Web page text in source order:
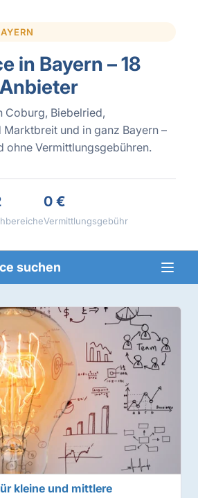
in Bayern – 18
Coburg, Biebelried,
Marktbreit und in ganz Bayern –
ohne Vermittlungsgebühren.
0 €
Vermittlungsgebühr
suchen
kleine und mittlere